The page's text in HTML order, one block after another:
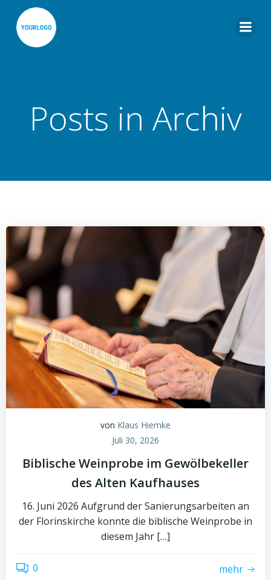
Posts in Archiv
von Klaus Hiemke
Juli 30, 2026
Biblische Weinprobe im Gewölbekeller
des Alten Kaufhauses
16. Juni 2026 Aufgrund der Sanierungsarbeiten an
der Florinskirche konnte die biblische Weinprobe in
diesem Jahr […]
0 mehr